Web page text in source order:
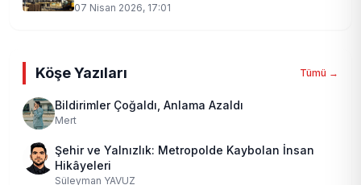
07 Nisan 2026, 17:01
Köşe Yazıları Tümü →
Bildirimler Çoğaldı, Anlama Azaldı
Mert
Şehir ve Yalnızlık: Metropolde Kaybolan İnsan
Hikâyeleri
Süleyman YAVUZ